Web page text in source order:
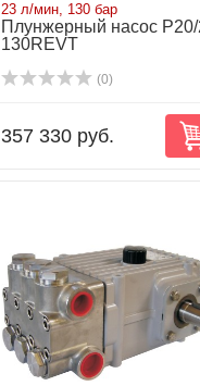
23 л/мин, 130 бар
Плунжерный насос
130REVT
(0)
357 330 руб.